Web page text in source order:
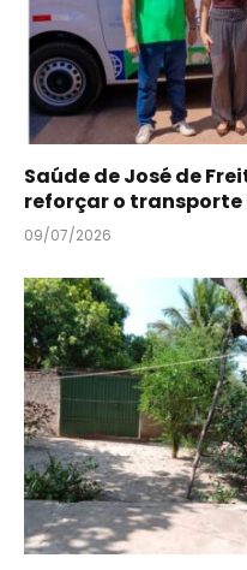
Saúde de José de
reforçar o transporte
09/07/2026